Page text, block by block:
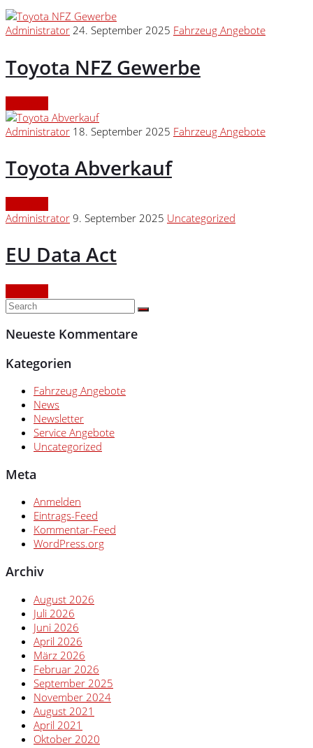
Administrator 24. September 2025 Fahrzeug Angebote
Toyota NFZ Gewerbe
Administrator 18. September 2025 Fahrzeug Angebote
Toyota Abverkauf
Administrator 9. September 2025 Uncategorized
EU Data Act
Neueste Kommentare
Kategorien
Fahrzeug Angebote
News
Newsletter
Service Angebote
Uncategorized
Meta
Anmelden
Eintrags-Feed
Kommentar-Feed
WordPress.org
Archiv
August 2026
Juli 2026
Juni 2026
April 2026
März 2026
Februar 2026
September 2025
November 2024
August 2021
April 2021
Oktober 2020